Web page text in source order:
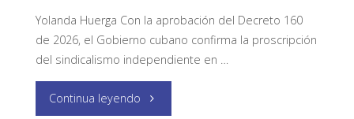
Yolanda Huerga Con la aprobación del Decreto 160
de 2026, el Gobierno cubano confirma la proscripción
del sindicalismo independiente en …
Continua leyendo